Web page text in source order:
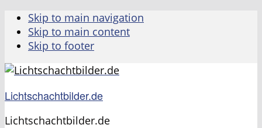
Skip to main navigation
Skip to main content
Skip to footer
Lichtschachtbilder.de
Lichtschachtbilder.de